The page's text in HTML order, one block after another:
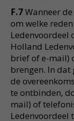
F.7Wanneer
om welke
Ledenvoordeel
Holland
brief of e-mail)
brengen. In dat
de
te ontbinden,
mail) of
Ledenvoordeel